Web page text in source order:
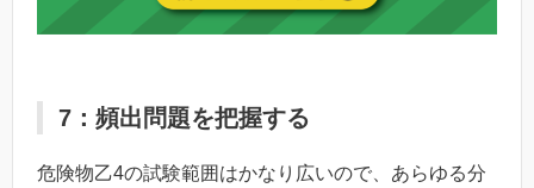
7：頻出問題を把握する
危険物乙4の試験範囲はかなり広いので、あらゆる分